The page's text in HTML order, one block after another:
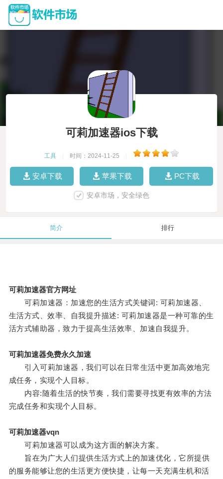
可莉加速器ios下载
工具 时间：2024-11-25
安卓下载 苹果下载 PC下载
安卓市场，安全绿色
简介 排行
可莉加速器官方网址
可莉加速器：加速您的生活方式关键词: 可莉加速器、
生活方式、效率、自我提升描述: 可莉加速器是一种可靠的生
活方式辅助器，致力于提高生活效率、加速自我提升。
可莉加速器免费永久加速
引入可莉加速器，我们可以在日常生活中更加高效地完
成任务，实现个人目标。
内容:随着生活的快节奏，我们需要寻找更有效率的方法
完成任务和实现个人目标。
可莉加速器vqn
可莉加速器可以成为这方面的解决方案。
旨在为广大人们提供生活方式上的加速优化，它所提供
的服务能够让您的生活更方便快捷，让每一天充满生机和活